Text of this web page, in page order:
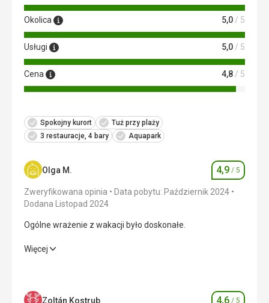
Okolica 5,0 / 5
Usługi 5,0 / 5
Cena 4,8 / 5
Spokojny kurort
Tuż przy plaży
3 restauracje, 4 bary
Aquapark
Olga M. Ocena
4,9 / 5
Zweryfikowana opinia
Data pobytu: Październik 2024
Dodana Listopad 2024
Ogólne wrażenie z wakacji było doskonałe.
Ogólne wrażenie z wakacji było doskonałe.
Zakwaterowanie 5,0/ 5
Więcej
Zoltán Kostrub 4,6 / 5